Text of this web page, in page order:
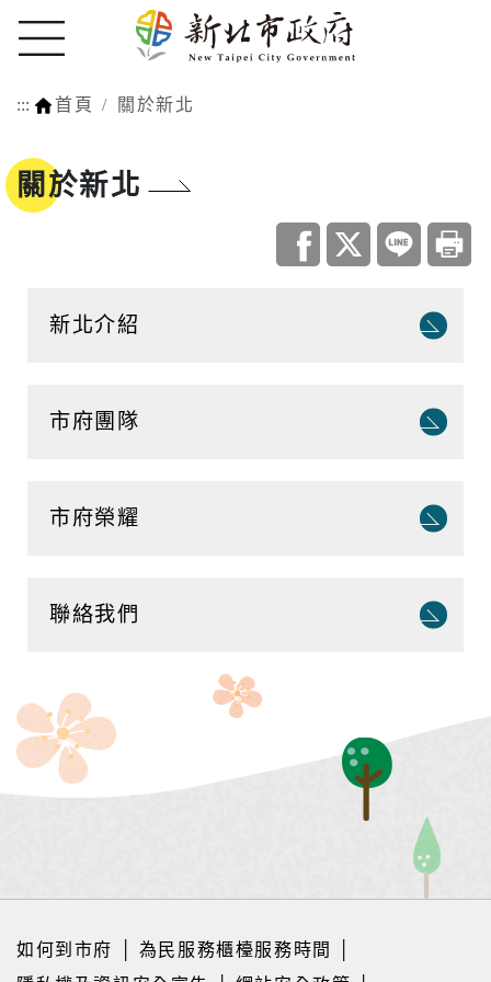
::: 首頁 關於新北
關於新北
新北介紹
市府團隊
市府榮耀
聯絡我們
如何到市府 為民服務櫃檯服務時間